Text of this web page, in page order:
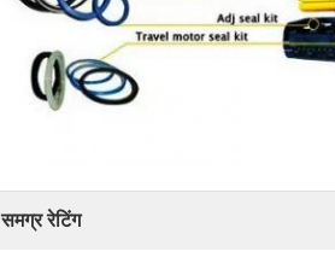
समग्र रेटिंग